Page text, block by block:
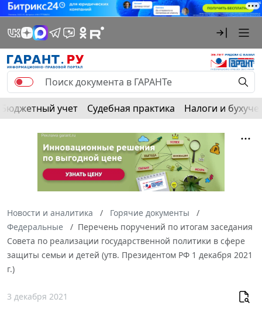
Бюджетный учет Судебная практика Налоги и
Новости и аналитика
Горячие документы
Федеральные
Перечень поручений по итогам заседания
Совета по реализации государственной политики в сфере
защиты семьи и детей (утв. Президентом РФ 1 декабря 2021
г.)
3 декабря 2021